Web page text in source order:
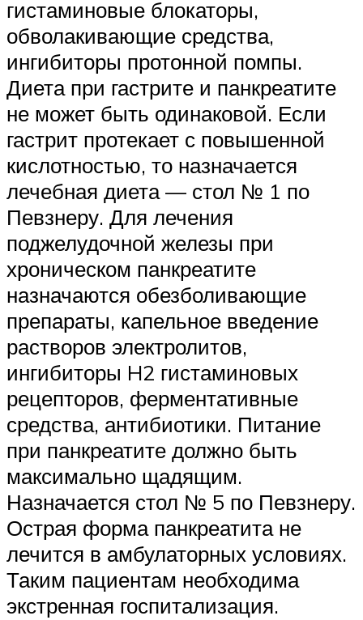
гистаминовые блокаторы,
обволакивающие средства,
ингибиторы протонной помпы.
Диета при гастрите и панкреатите
не может быть одинаковой. Если
гастрит протекает с повышенной
кислотностью, то назначается
лечебная диета — стол № 1 по
Певзнеру. Для лечения
поджелудочной железы при
хроническом панкреатите
назначаются обезболивающие
препараты, капельное введение
растворов электролитов,
ингибиторы H2 гистаминовых
рецепторов, ферментативные
средства, антибиотики. Питание
при панкреатите должно быть
максимально щадящим.
Назначается стол № 5 по Певзнеру.
Острая форма панкреатита не
лечится в амбулаторных условиях.
Таким пациентам необходима
экстренная госпитализация.